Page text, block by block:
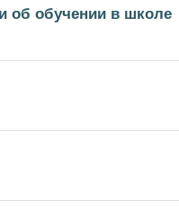
об обучении в школе